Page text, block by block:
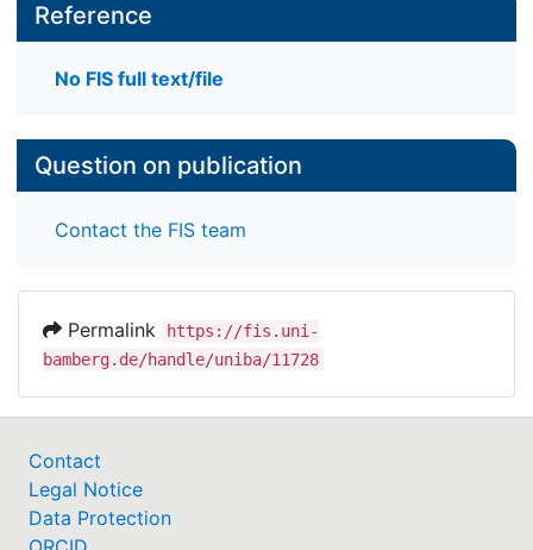
Reference
No FIS full text/file
Question on publication
Contact the FIS team
Permalink
https://fis.uni-
bamberg.de/handle/uniba/11728
Contact
Legal Notice
Data Protection